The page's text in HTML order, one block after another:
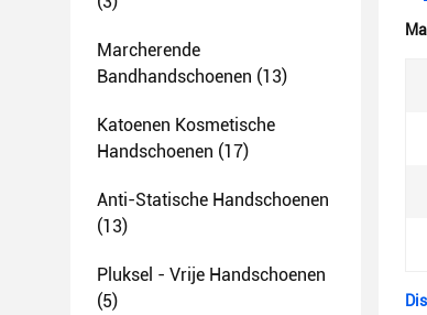
Marcherende
Bandhandschoenen (13)
Katoenen Kosmetische
Handschoenen (17)
Anti-Statische Handschoenen
(13)
Pluksel - Vrije Handschoenen
(5)